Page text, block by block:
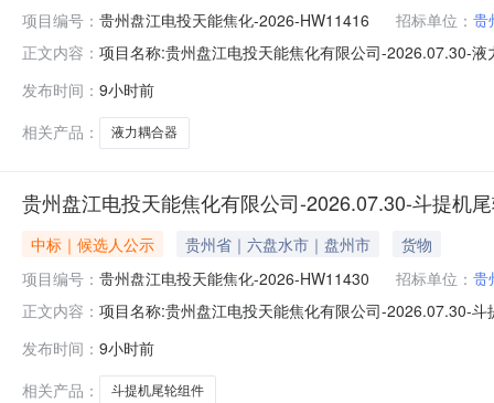
项目编号： 贵州盘江电投天能焦化-2026-HW11416 招标单位： 贵
正文内容： 项目名称:贵州盘江电投天能焦化有限公司-2026.07.30-
司第2中标候选人中标候选人名称:曲靖市顺昌工贸有限
发布时间： 9小时前
相关产品：
液力耦合器
贵州盘江电投天能焦化有限公司-2026.07.30-斗提机
中标｜候选人公示 贵州省｜六盘水市｜盘州市
货物
项目编号： 贵州盘江电投天能焦化-2026-HW11430 招标单位： 贵
正文内容： 项目名称:贵州盘江电投天能焦化有限公司-2026.07.30-
高亚阀门有限公司第2中标候选人中标候选人名称:宿州
发布时间： 9小时前
相关产品：
斗提机尾轮组件